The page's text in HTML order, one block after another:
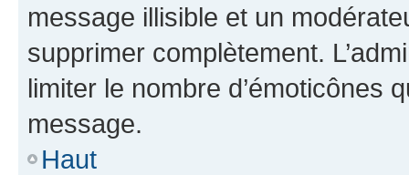
message illisible et un
supprimer complètement.
limiter le nombre d’émoticônes
message.
Haut